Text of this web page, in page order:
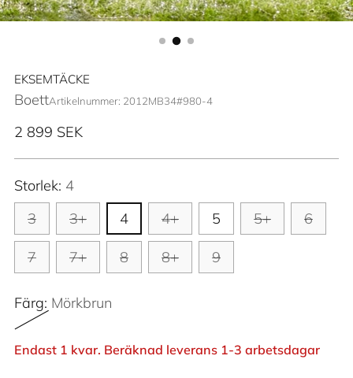
EKSEMTÄCKE
BoettArtikelnummer: 2012MB34#980-4
Ordinarie
2 899 SEK
Storlek: 4
3
3+ 4 4+ 5 5+ 6
7 7+ 8 8+ 9
Färg: Mörkbrun
Endast 1 kvar. Beräknad leverans 1-3 arbetsdagar